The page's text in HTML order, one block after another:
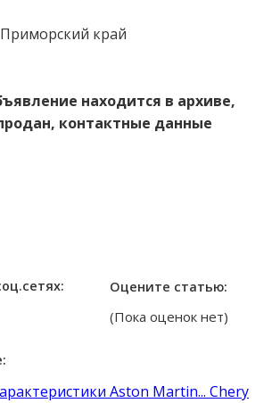
край
находится в архиве,
контактные данные
Оцените статью:
(Пока оценок нет)
Aston Martin... Chery